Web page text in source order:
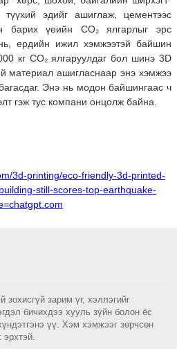
түүхий эдийг ашиглаж, цементээс
барих үеийн CO₂ ялгарлыг эрс
ердийн ижил хэмжээтэй байшин
кг CO₂ ялгаруулдаг бол шинэ 3D
материал ашигласнаар энэ хэмжээ
Энэ нь модон байшингаас ч
гэж тус компани онцолж байна.
3d-printing/eco-friendly-3d-printed-
still-scores-top-earthquake-
зарим үг, хэллэгийг
бичихдээ хууль зүйн болон ёс
үү. Хэм хэмжээг зөрчсөн
эрхтэй.